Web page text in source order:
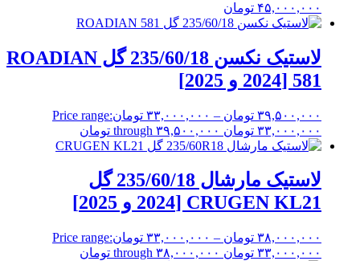
۴۵,۰۰۰,۰۰۰ تومان
لاستیک نکسن 235/60/18 گل ROADIAN
581 [2024 و 2025]
۳۹,۵۰۰,۰۰۰ تومان – ۳۳,۰۰۰,۰۰۰ تومانPrice range:
۳۳,۰۰۰,۰۰۰ تومان through ۳۹,۵۰۰,۰۰۰ تومان
لاستیک مارشال 235/60/18 گل
CRUGEN KL21 [2024 و 2025]
۳۸,۰۰۰,۰۰۰ تومان – ۳۳,۰۰۰,۰۰۰ تومانPrice range:
۳۳,۰۰۰,۰۰۰ تومان through ۳۸,۰۰۰,۰۰۰ تومان